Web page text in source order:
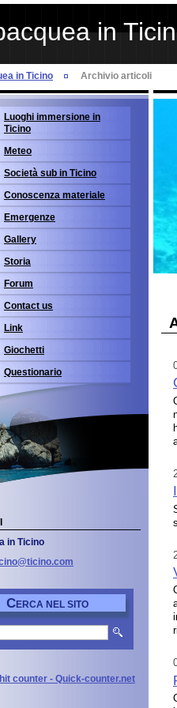
in
in Ticino Archivio articoli
Luoghi immersione in
Ticino
Meteo
Società sub in Ticino
Conoscenza materiale
Emergenze
Gallery
Storia
Forum
Contact us
Link
Giochetti
Questionario
in Ticino
o@ticino.com
CERCA NEL SITO